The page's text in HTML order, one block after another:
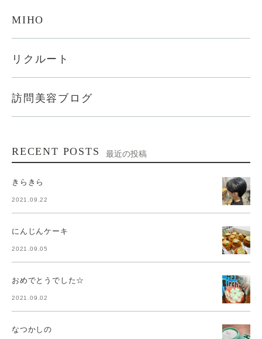
MIHO
リクルート
訪問美容ブログ
RECENT POSTS 最近の投稿
きらきら
2021.09.22
にんじんケーキ
2021.09.05
おめでとうでした☆
2021.09.02
なつかしの